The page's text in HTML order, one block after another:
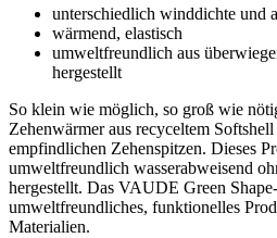
unterschiedlich winddichte und
wärmend, elastisch
umweltfreundlich aus
hergestellt
So klein wie möglich, so groß wie
Zehenwärmer aus recyceltem
empfindlichen Zehenspitzen. Dieses
umweltfreundlich wasserabweisend
hergestellt. Das VAUDE Green
umweltfreundliches, funktionelles
Materialien.